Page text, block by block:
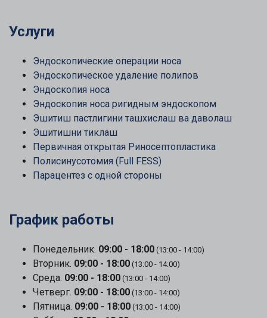
Услуги
Эндоскопические операции носа
Эндоскопическое удаление полипов
Эндоскопия носа
Эндоскопия носа ригидным эндоскопом
Эшитиш пастлигини ташхислаш ва даволаш
Эшитишни тиклаш
Первичная открытая Риносептопластика
Полисинусотомия (Full FESS)
Парацентез с одной стороны
График работы
Понедельник. 09:00 - 18:00 (13:00 - 14:00)
Вторник. 09:00 - 18:00 (13:00 - 14:00)
Среда. 09:00 - 18:00 (13:00 - 14:00)
Четверг. 09:00 - 18:00 (13:00 - 14:00)
Пятница. 09:00 - 18:00 (13:00 - 14:00)